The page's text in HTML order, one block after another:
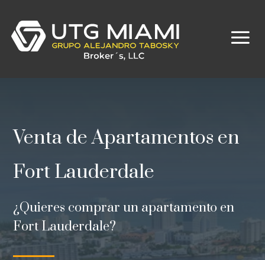
Venta de Apartamentos en
Fort Lauderdale
¿Quieres comprar un apartamento en
Fort Lauderdale?